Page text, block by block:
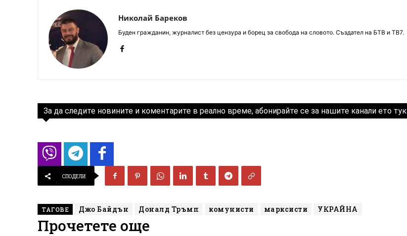
Николай Бареков
Буден гражданин, журналист без цензура и борец за свобода на словото. Създател на БТВ и ТВ7.
За да следите новините и коментарите в реално време, абонирайте се за нашите канали ето тук
СПОДЕЛИ
ТАГОВЕ Джо Байдън Доналд Тръмп комунисти марксисти УКРАЙНА
Прочетете още